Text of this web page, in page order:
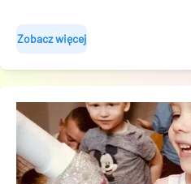
Zobacz więcej